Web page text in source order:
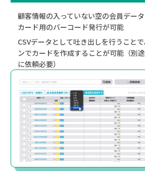
顧客情報の入っていない空の会員デー
カード用のバーコード発行が可能
CSVデータとして吐き出しを行うこと
ンでカードを作成することが可能（別
に依頼必要）